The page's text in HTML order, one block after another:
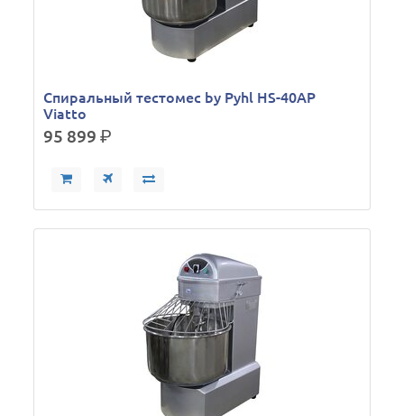
Спиральный тестомес by Pyhl HS-40AP
Viatto
95 899р.